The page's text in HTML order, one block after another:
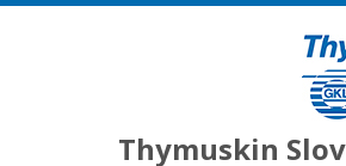
Thymuskin